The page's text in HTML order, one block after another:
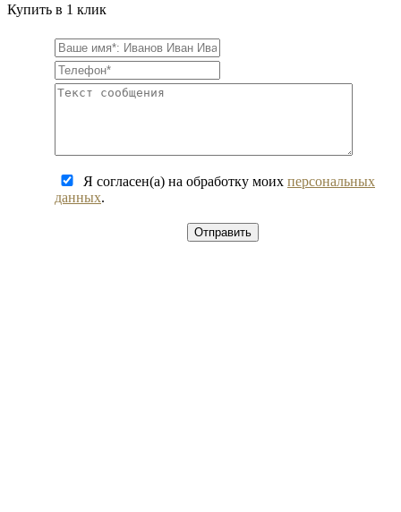
Купить в 1 клик
Я согласен(а) на обработку моих персональных
данных.